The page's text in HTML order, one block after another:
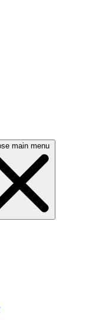
main menu